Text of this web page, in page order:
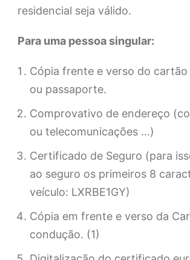
residencial seja válido.
Para uma pessoa singular:
Cópia frente e verso do
ou passaporte.
Comprovativo de endereço
ou telecomunicações …)
Certificado de Seguro (para
ao seguro os primeiros 8
veículo: LXRBE1GY)
Cópia em frente e verso da
condução. (1)